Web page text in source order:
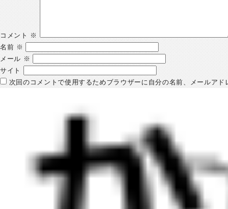
コメント
※
名前 ※
メール ※
サイト
次回のコメントで使用するためブラウザーに自分の名前、メールアド